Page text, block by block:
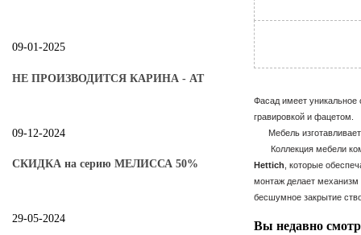
Фасад имеет уникальное
гравировкой и фацетом.
Мебель
Коллекция мебели
Hettich , которые
монтаж делает
бесшумное закрытие
Вы недавно
09-01-2025
НЕ ПРОИЗВОДИТСЯ КАРИНА - АТ
09-12-2024
СКИДКА на серию МЕЛИССА 50%
29-05-2024